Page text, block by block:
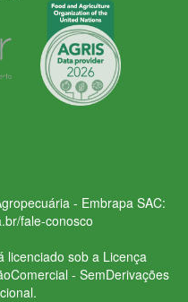
- Embrapa SAC:
fale-conosco
licenciado sob a Licença
- SemDerivações